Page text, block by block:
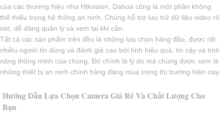
của các thương hiệu như Hikvision, Dahua cũng là một phần không
thể thiếu trong hệ thống an ninh. Chúng hỗ trợ lưu trữ dữ liệu video rõ
nét, dễ dàng quản lý và xem lại khi cần.
Tất cả các sản phẩm trên đều là những lựa chọn hàng đầu, được rất
nhiều người tin dùng và đánh giá cao bởi tính hiệu quả, tin cậy và tính
năng thông minh của chúng. Đó chính là lý do mà chúng được xem là
những thiết bị an ninh chính hãng đáng mua trong thị trường hiện nay.
Hướng Dẫn Lựa Chọn Camera Giá Rẻ Và Chất Lượng Cho
Bạn